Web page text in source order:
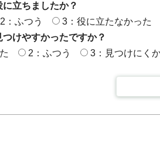
立ちましたか？
2：ふつう
3：役に立たなかった
けやすかったですか？
2：ふつう 3：見つけにく